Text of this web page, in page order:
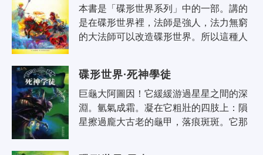
本書是「碟形世界系列」中的一部。講的
是在碟形世界裡，法師是強人，法力無窮
的大法師可以改造碟形世界。所以這種人
碟形世界·死神學徒
巨龜大阿圖因！它緩緩游過星星之間的深
淵。氫氣成霜。凝在它粗壯的四肢上：隕
星擦過龐大古老的龜甲，落痕斑斑。它那